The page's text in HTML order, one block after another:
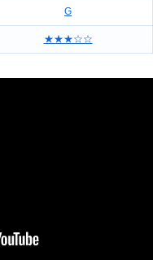
G
★★★☆☆